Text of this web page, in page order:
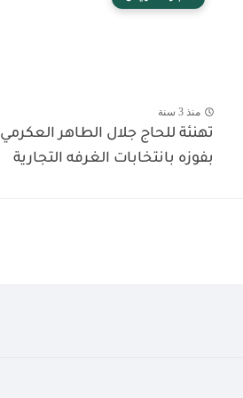
منذ 3 سنة
تهنئة للحاج جلال الطاهر العكرمي
بفوزه بانتخابات الغرفه التجارية